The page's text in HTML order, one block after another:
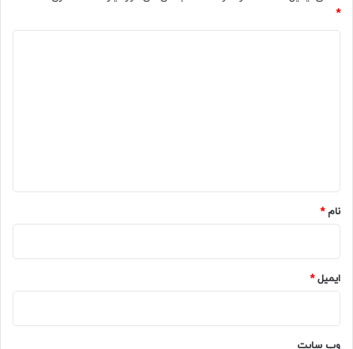
*
نام*
ایمیل*
وب‌ سایت